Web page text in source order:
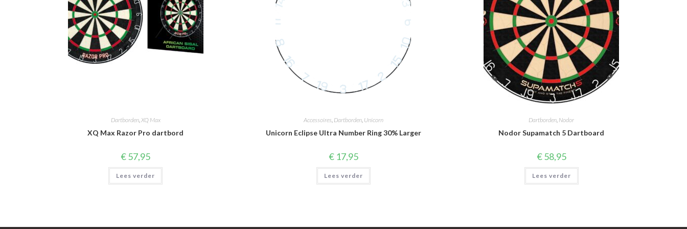
Dartborden,XQ Max
XQ Max Razor Pro dartbord
€57,95
Lees verder
Accessoires, Dartborden, Unicorn
Unicorn Eclipse Ultra Number Ring 30% Larger
€17,95
Lees verder
Dartborden, Nodor
Nodor Supamatch 5 Dartboard
€58,95
Lees verder